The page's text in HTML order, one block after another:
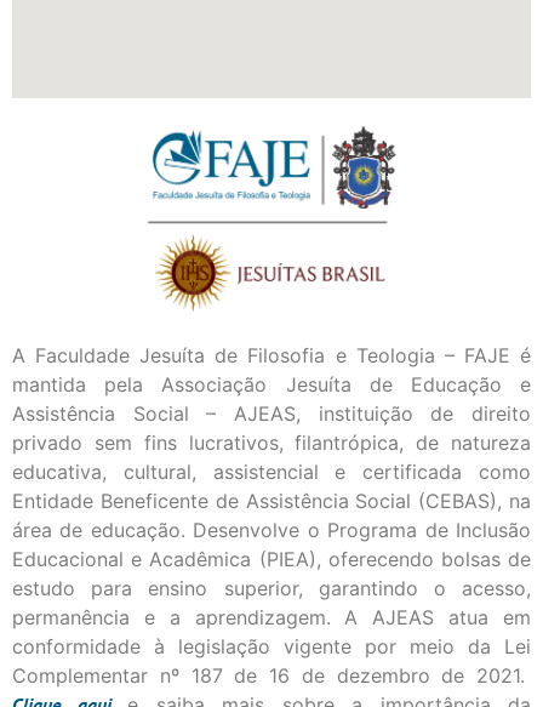
A Faculdade Jesuíta de Filosofia e Teologia – FAJE é
mantida pela Associação Jesuíta de Educação e
Assistência Social – AJEAS, instituição de direito
privado sem fins lucrativos, filantrópica, de natureza
educativa, cultural, assistencial e certificada como
Entidade Beneficente de Assistência Social (CEBAS), na
área de educação. Desenvolve o Programa de Inclusão
Educacional e Acadêmica (PIEA), oferecendo bolsas de
estudo para ensino superior, garantindo o acesso,
permanência e a aprendizagem. A AJEAS atua em
conformidade à legislação vigente por meio da Lei
Complementar nº 187 de 16 de dezembro de 2021.